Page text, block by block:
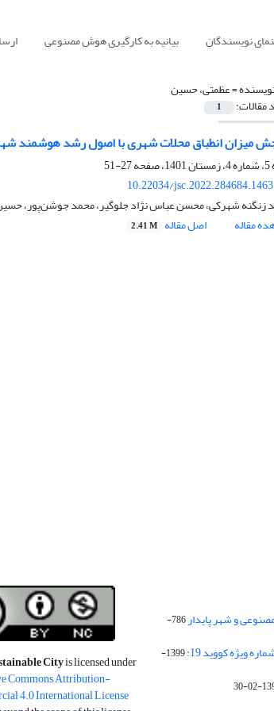
نویسندگان بیانیه به کارگیری هوش مصنوعی
=عظمتی، حسین
مقالات: 1
میزان انطباق محلات شهری با اصول رشد هوشمند
27-51
10.22034/jsc.2022.284684.1463
زنگنه شهرکی، محسن عباس نژاد جلوگیر، محمد جوشن‌پور،
مقاله
اصل مقاله 2.41 M
و شهر پایدار
786-
ویژه کووید 19:
1399-
Cityis licensed under
Commons Attribution-
4.0 International License